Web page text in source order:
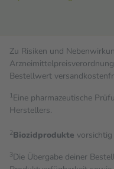
Zu Risiken und
Bestell­wert
1Eine pharmazeutische
Herstellers.
2Biozidprodukte
3Die Übergabe deiner